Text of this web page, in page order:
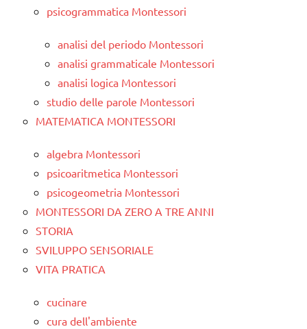
psicogrammatica Montessori
analisi del periodo Montessori
analisi grammaticale Montessori
analisi logica Montessori
studio delle parole Montessori
MATEMATICA MONTESSORI
algebra Montessori
psicoaritmetica Montessori
psicogeometria Montessori
MONTESSORI DA ZERO A TRE ANNI
STORIA
SVILUPPO SENSORIALE
VITA PRATICA
cucinare
cura dell'ambiente